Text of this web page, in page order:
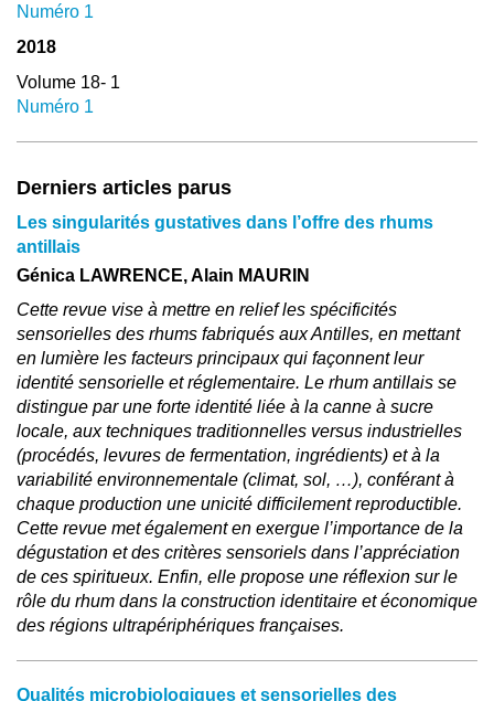
Numéro 1
2018
Volume 18- 1
Numéro 1
Derniers articles parus
Les singularités gustatives dans l’offre des rhums
antillais
Génica LAWRENCE, Alain MAURIN
Cette revue vise à mettre en relief les spécificités
sensorielles des rhums fabriqués aux Antilles, en mettant
en lumière les facteurs principaux qui façonnent leur
identité sensorielle et réglementaire. Le rhum antillais se
distingue par une forte identité liée à la canne à sucre
locale, aux techniques traditionnelles versus industrielles
(procédés, levures de fermentation, ingrédients) et à la
variabilité environnementale (climat, sol, …), conférant à
chaque production une unicité difficilement reproductible.
Cette revue met également en exergue l’importance de la
dégustation et des critères sensoriels dans l’appréciation
de ces spiritueux. Enfin, elle propose une réflexion sur le
rôle du rhum dans la construction identitaire et économique
des régions ultrapériphériques françaises.
Qualités microbiologiques et sensorielles des